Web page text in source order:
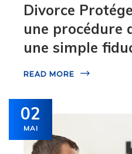
Divorce
une procédure
une simple
READ MORE
02
MAI